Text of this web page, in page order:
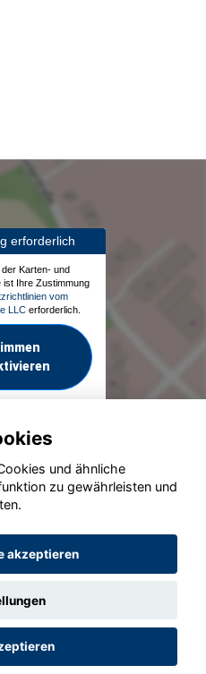
erforderlich
Karten- und
ist Ihre Zustimmung
vom
LLC erforderlich.
GmbH 2020 - 2026
und ähnliche
zu gewährleisten und
akzeptieren